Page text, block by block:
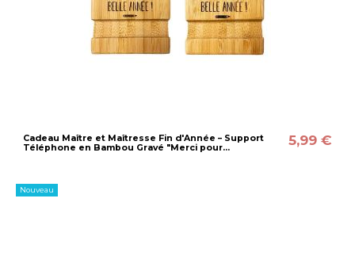
Cadeau Maître et Maîtresse Fin d'Année – Support
Téléphone en Bambou Gravé "Merci pour...
5,99 €
Nouveau